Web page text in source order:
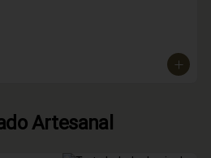
Artesanal